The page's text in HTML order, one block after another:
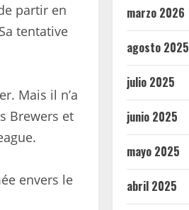
partir en
tentative
Mais il n’a
Brewers et
envers le
marzo 2026
agosto 2025
julio 2025
junio 2025
mayo 2025
abril 2025